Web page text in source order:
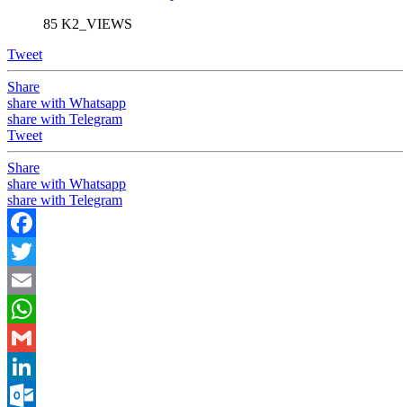
85 K2_VIEWS
Tweet
Share
share with Whatsapp
share with Telegram
Tweet
Share
share with Whatsapp
share with Telegram
Facebook
Twitter
Email
WhatsApp
Gmail
LinkedIn